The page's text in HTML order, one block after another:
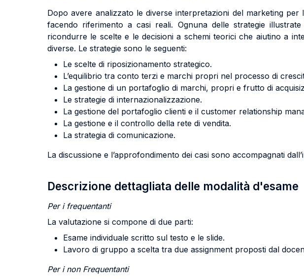
Dopo avere analizzato le diverse interpretazioni del marketing
facendo riferimento a casi reali. Ognuna delle strategie
ricondurre le scelte e le decisioni a schemi teorici che aiutino a
diverse. Le strategie sono le seguenti:
Le scelte di riposizionamento strategico.
L’equilibrio tra conto terzi e marchi propri nel processo di
La gestione di un portafoglio di marchi, propri e frutto di
Le strategie di internazionalizzazione.
La gestione del portafoglio clienti e il customer relationship
La gestione e il controllo della rete di vendita.
La strategia di comunicazione.
La discussione e l’approfondimento dei casi sono accompagnati
Descrizione dettagliata delle modalità d'esame
Per i frequentanti
La valutazione si compone di due parti:
Esame individuale scritto sul testo e le slide.
Lavoro di gruppo a scelta tra due assignment proposti dal
Per i non Frequentanti